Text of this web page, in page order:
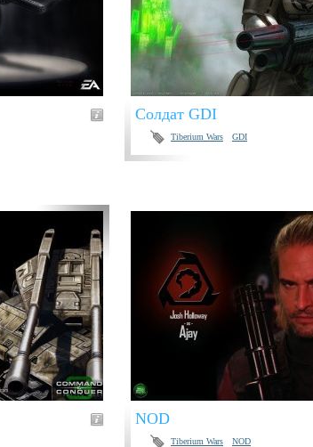
Cолдат GDI
Tiberium Wars GDI
NOD
Tiberium Wars NOD